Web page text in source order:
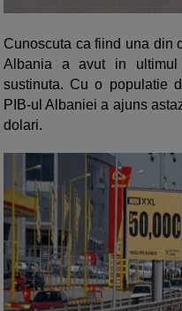
Cunoscuta ca fiind una din
Albania a avut in ultimul
sustinuta. Cu o populatie
PIB-ul Albaniei a ajuns
dolari.